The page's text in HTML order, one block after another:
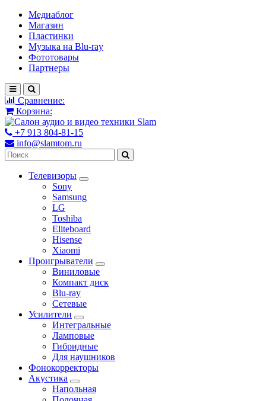
Медиаблог
Магазин
Пластинки
Музыка на Blu-ray
Фототовары
Партнеры
Сравнение:
Корзина:
+7 913 804-81-15
info@slamtom.ru
Телевизоры
Sony
Samsung
LG
Toshiba
Eliteboard
Hisense
Xiaomi
Проигрыватели
Виниловые
Компакт диск
Blu-ray
Сетевые
Усилители
Интегральные
Ламповые
Гибридные
Для наушников
Фонокорректоры
Акустика
Напольная